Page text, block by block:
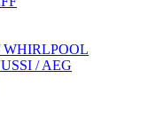
WHIRLPOOL
/ AEG